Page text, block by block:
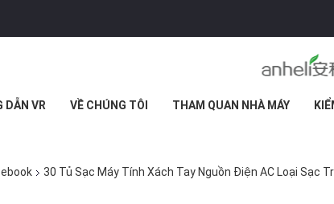
DẪN VR VỀ CHÚNG TÔI THAM QUAN NHÀ MÁY
30 Tủ Sạc Máy Tính Xách Tay Nguồn Điện AC Loại Sạc